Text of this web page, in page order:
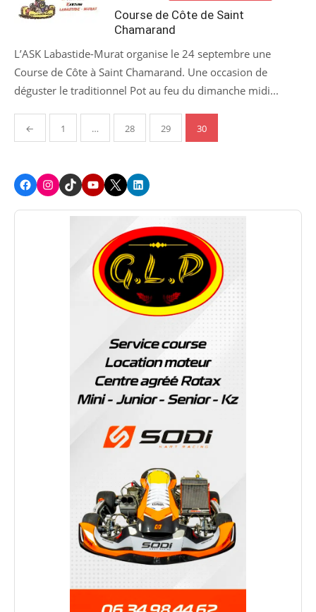
on
Course de Côte de Saint
Chamarand
L’ASK Labastide-Murat organise le 24 septembre une
Course de Côte à Saint Chamarand. Une occasion de
déguster le traditionnel Pot au feu du dimanche midi...
Pagination
des
← 1 … 28 29 30
FacebookInstagram
TikTokYoutube
X LinkedIn